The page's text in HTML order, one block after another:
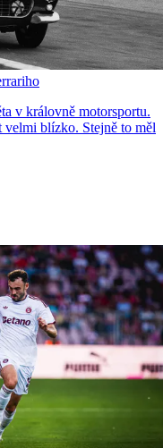
v královně motorsportu.
blízko. Stejně to měl